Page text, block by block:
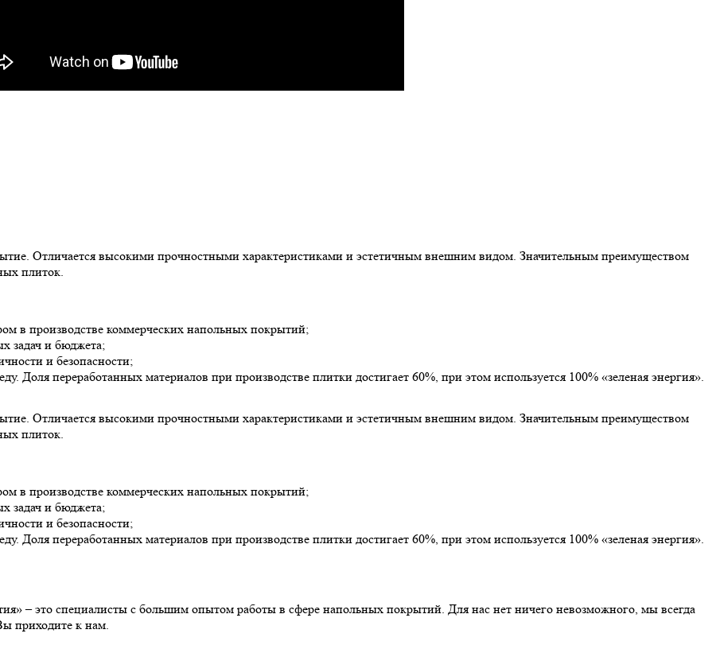
Отличается высокими прочностными характеристиками и эстетичным внешним видом. Значительным преимуществом
плиток.
в производстве коммерческих напольных покрытий;
задач и бюджета;
и безопасности;
переработанных материалов при производстве плитки достигает 60%, при этом используется 100% «зеленая энергия».
Отличается высокими прочностными характеристиками и эстетичным внешним видом. Значительным преимуществом
плиток.
в производстве коммерческих напольных покрытий;
задач и бюджета;
и безопасности;
переработанных материалов при производстве плитки достигает 60%, при этом используется 100% «зеленая энергия».
– это специалисты с большим опытом работы в сфере напольных покрытий. Для нас нет ничего невозможного, мы всегда
приходите к нам.